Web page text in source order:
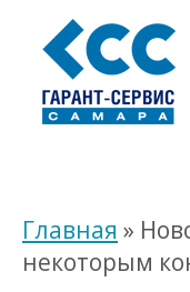
Главная »
некоторым